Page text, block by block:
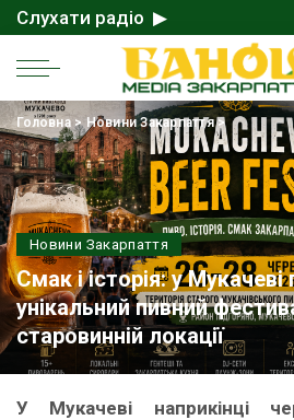
Слухати радіо ▶
Головна> Новини Закарпаття>
Новини Закарпаття
Смак і історія: у
унікальний пивний
старовинній локації
У Мукачеві наприкінці